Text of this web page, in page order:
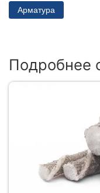
Арматура
Подробнее